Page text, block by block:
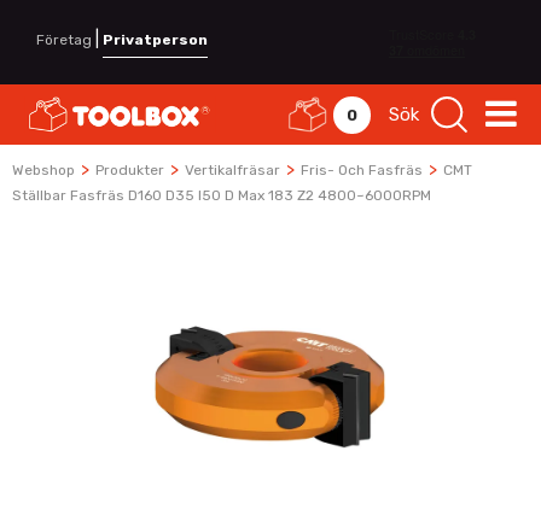
Företag Privatperson
0 Sök
Webshop > Produkter > Vertikalfräsar > Fris- Och Fasfräs > CMT
Ställbar Fasfräs D160 D35 I50 D Max 183 Z2 4800~6000RPM